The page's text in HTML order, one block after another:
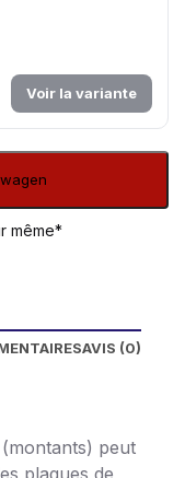
Voir la variante
même*
AVIS (0)
peut
plaques de